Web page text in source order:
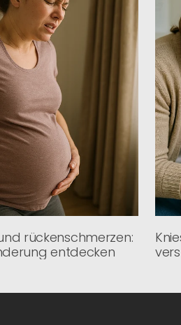
rückenschmerzen:
entdecken